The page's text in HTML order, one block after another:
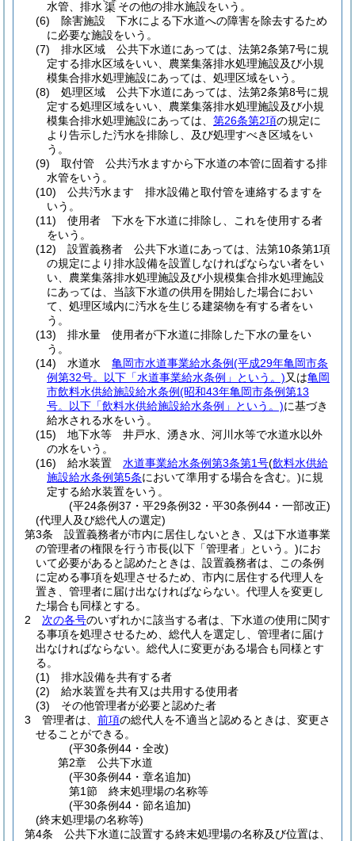
水管、排水 渠 その他の排水施設をいう。
(6)
除害施設 下水による下水道への障害を除去するため
に必要な施設をいう。
(7)
排水区域 公共下水道にあっては、法第2条第7号に規
定する排水区域をいい、農業集落排水処理施設及び小規
模集合排水処理施設にあっては、処理区域をいう。
(8)
処理区域 公共下水道にあっては、法第2条第8号に規
定する処理区域をいい、農業集落排水処理施設及び小規
模集合排水処理施設にあっては、 第26条第2項の規定に
より告示した汚水を排除し、及び処理すべき区域をい
う。
(9)
取付管 公共汚水ますから下水道の本管に固着する排
水管をいう。
(10)
公共汚水ます 排水設備と取付管を連絡するますを
いう。
(11)
使用者 下水を下水道に排除し、これを使用する者
をいう。
(12)
設置義務者 公共下水道にあっては、法第10条第1項
の規定により排水設備を設置しなければならない者をい
い、農業集落排水処理施設及び小規模集合排水処理施設
にあっては、当該下水道の供用を開始した場合におい
て、処理区域内に汚水を生じる建築物を有する者をい
う。
(13)
排水量 使用者が下水道に排除した下水の量をい
う。
(14)
水道水 亀岡市水道事業給水条例(平成29年亀岡市条
例第32号。以下「水道事業給水条例」という。)又は亀岡
市飲料水供給施設給水条例(昭和43年亀岡市条例第13
号。以下「飲料水供給施設給水条例」という。)に基づき
給水される水をいう。
(15)
地下水等 井戸水、湧き水、河川水等で水道水以外
の水をいう。
(16)
給水装置 水道事業給水条例第3条第1号(飲料水供給
施設給水条例第5条において準用する場合を含む。)に規
定する給水装置をいう。
(平24条例37・平29条例32・平30条例44・一部改正)
(代理人及び総代人の選定)
第3条
設置義務者が市内に居住しないとき、又は下水道事業
の管理者の権限を行う市長(以下「管理者」という。)にお
いて必要があると認めたときは、設置義務者は、この条例
に定める事項を処理させるため、市内に居住する代理人を
置き、管理者に届け出なければならない。 代理人を変更し
た場合も同様とする。
2
次の各号のいずれかに該当する者は、下水道の使用に関す
る事項を処理させるため、総代人を選定し、管理者に届け
出なければならない。 総代人に変更がある場合も同様とす
る。
(1)
排水設備を共有する者
(2)
給水装置を共有又は共用する使用者
(3)
その他管理者が必要と認めた者
3
管理者は、 前項の総代人を不適当と認めるときは、変更さ
せることができる。
(平30条例44・全改)
第2章
公共下水道
(平30条例44・章名追加)
第1節
終末処理場の名称等
(平30条例44・節名追加)
(終末処理場の名称等)
第4条
公共下水道に設置する終末処理場の名称及び位置は、